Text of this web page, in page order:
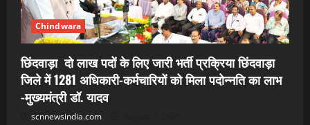
Chindwara
छिंदवाड़ा दो लाख पदों के लिए जारी भर्ती प्रक्रिया छिंदवाड़ा
जिले में 1281 अधिकारी-कर्मचारियों को मिला पदोन्नति का लाभ
-मुख्यमंत्री डॉ. यादव
scnnewsindia.com